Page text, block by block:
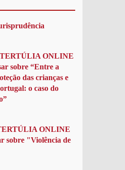
ONLINE
sobre “Entre a
das crianças e
o caso do
ONLINE
sobre "Violência de